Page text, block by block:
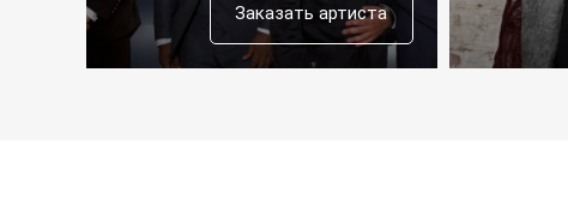
Заказать артиста